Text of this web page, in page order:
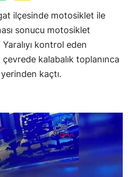
ilçesinde motosiklet ile
sonucu motosiklet
kontrol eden
kalabalık toplanınca
yerinden kaçtı.